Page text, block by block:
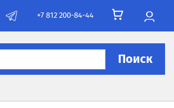
+7 812 200-84-44
Поиск